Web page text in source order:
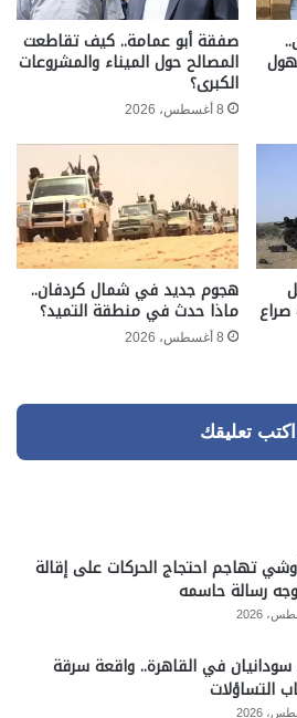
صفقة أبو عمامة.. كيف تقاطعت
المصالح حول الميناء والمشروعات
الكبرى؟
8 أغسطس، 2026
هجوم جديد في شمال كردفان..
ماذا حدث في منطقة التميد؟
8 أغسطس، 2026
اكتب تعليقك
تهاجم احتجاج الحركات على إقالة
رسالة حاسمه
في القاهرة.. واقعة سرقة
التساؤلات